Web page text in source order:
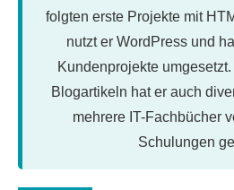
folgten erste Projekte mit
nutzt er WordPress und
Kundenprojekte
Blogartikeln hat er auch
mehrere IT-Fachbücher
Schulungen